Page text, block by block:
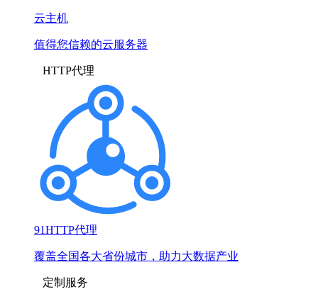
云主机
值得您信赖的云服务器
HTTP代理
91HTTP代理
覆盖全国各大省份城市，助力大数据产业
定制服务